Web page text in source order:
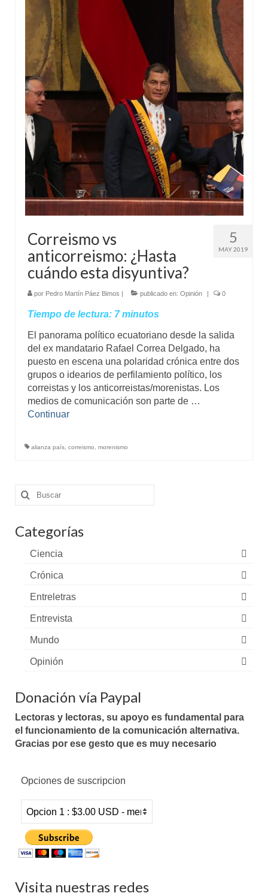
5
MAY 2019
Correismo vs
anticorreismo: ¿Hasta
cuándo esta disyuntiva?
por Pedro Martín Páez Bimos | publicado en: Opinión | 0
Tiempo de lectura: 7 minutos
El panorama político ecuatoriano desde la salida
del ex mandatario Rafael Correa Delgado, ha
puesto en escena una polaridad crónica entre dos
grupos o idearios de perfilamiento político, los
correistas y los anticorreistas/morenistas. Los
medios de comunicación son parte de …
Continuar
alianza país correismo morenismo
Buscar
por:
Categorías
Ciencia
Crónica
Entreletras
Entrevista
Mundo
Opinión
Donación vía Paypal
Lectoras y lectoras, su apoyo es fundamental para
el funcionamiento de la comunicación alternativa.
Gracias por ese gesto que es muy necesario
Opciones de suscripcion
Visita nuestras redes